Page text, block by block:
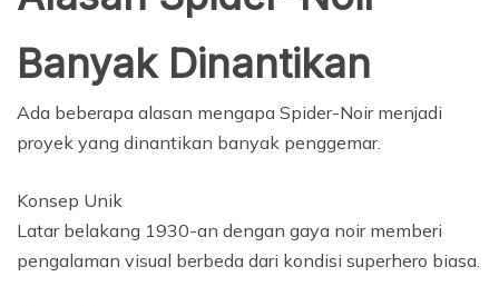
Banyak Dinantikan
Ada beberapa alasan mengapa Spider-Noir menjadi
proyek yang dinantikan banyak penggemar.
Konsep Unik
Latar belakang 1930-an dengan gaya noir memberi
pengalaman visual berbeda dari kondisi superhero biasa.